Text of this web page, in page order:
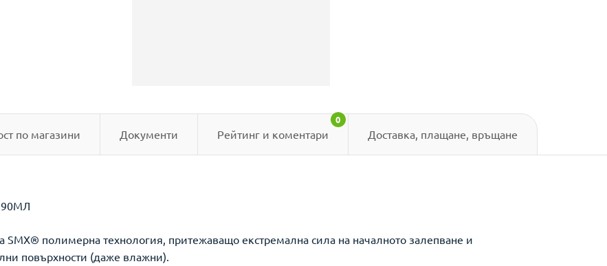
по магазини Документи Рейтинг и коментари
0
Доставка, плащане, връщане
SMX® полимерна технология, притежаващо екстремална сила на началното залепване и
повърхности (даже влажни).